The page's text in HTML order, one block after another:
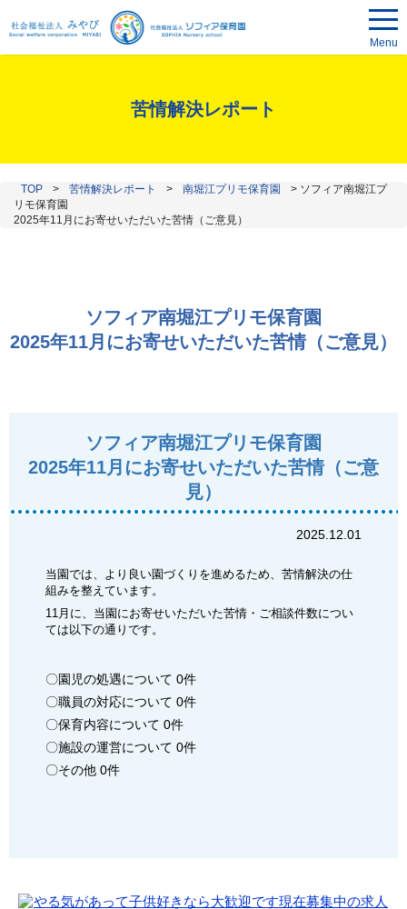
Menu
苦情解決レポート
TOP > 苦情解決レポート > 南堀江プリモ保育園 > ソフィア南堀江プ
リモ保育園
2025年11月にお寄せいただいた苦情（ご意見）
ソフィア南堀江プリモ保育園
2025年11月にお寄せいただいた苦情（ご意見）
ソフィア南堀江プリモ保育園
2025年11月にお寄せいただいた苦情（ご意
見）
2025.12.01
当園では、より良い園づくりを進めるため、苦情解決の仕
組みを整えています。
11月に、当園にお寄せいただいた苦情・ご相談件数につい
ては以下の通りです。
〇園児の処遇について 0件
〇職員の対応について 0件
〇保育内容について 0件
〇施設の運営について 0件
〇その他 0件